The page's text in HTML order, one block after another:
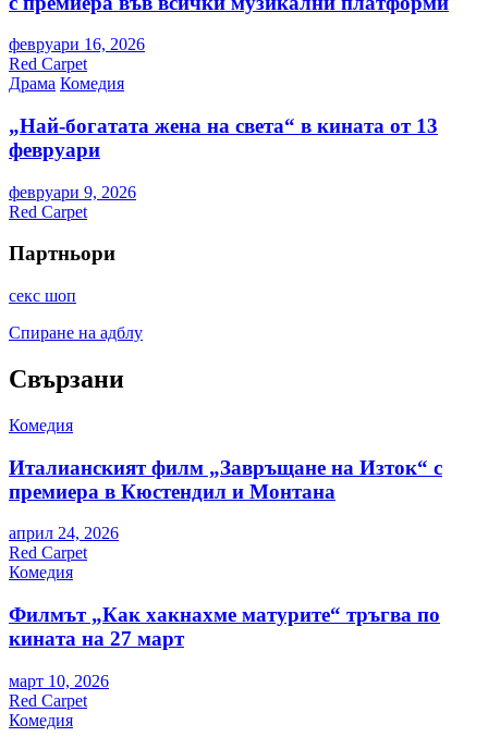
февруари 16, 2026
Red Carpet
Драма Комедия
„Най-богатата жена на света“ в кината от 13
февруари
февруари 9, 2026
Red Carpet
Партньори
секс шоп
Спиране на адблу
Свързани
Комедия
Италианският филм „Завръщане на Изток“ с
премиера в Кюстендил и Монтана
април 24, 2026
Red Carpet
Комедия
Филмът „Как хакнахме матурите“ тръгва по
кината на 27 март
март 10, 2026
Red Carpet
Комедия